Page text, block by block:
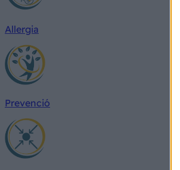
Allergia
Prevenció